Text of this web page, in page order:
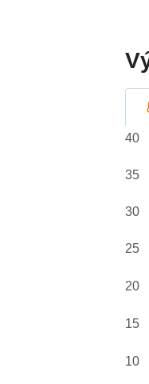
40
35
30
25
20
15
10